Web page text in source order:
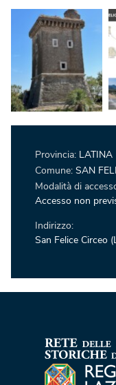
Provincia: LATINA
Comune: SAN
Modalità di
Accesso non
Indirizzo:
San Felice Circeo